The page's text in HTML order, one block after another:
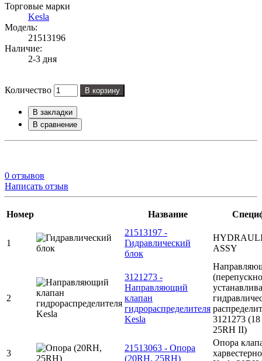
Торговые марки
Kesla
Модель:
21513196
Наличие:
2-3 дня
Количество В корзину
В закладки
В сравнение
0 отзывов
Написать отзыв
Номер Название
1
21513197 -
Гидравлический
блок
ASSY
2
3121273 -
Направляющий
клапан
гидрораспределителя
Kesla
3121273
25RH II)
3
21513063 - Опора
(20RH, 25RH)
Опора